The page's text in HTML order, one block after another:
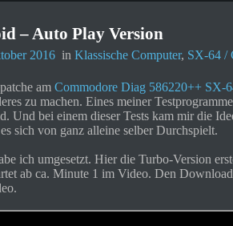
– Auto Play Version
2016 in Klassische Computer, SX-64 /
am Commodore Diag 586220++ SX-
zu machen. Eines meiner
Und bei einem dieser Tests kam mir die
sich von ganz alleine selber Durchspielt.
ich umgesetzt. Hier die Turbo-Version
ab ca. Minute 1 im Video. Den